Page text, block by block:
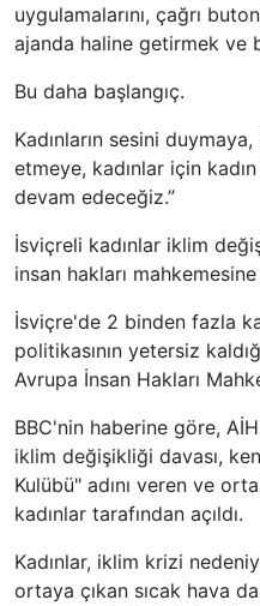
uygulamalarını, çağrı
ajanda haline getirmek ve
Bu daha başlangıç.
Kadınların sesini
etmeye, kadınlar için
devam edeceğiz.”
İsviçreli kadınlar iklim
insan hakları mahkemesine
İsviçre'de 2 binden fazla
politikasının yetersiz
Avrupa İnsan Hakları
BBC'nin haberine göre,
iklim değişikliği davası,
Kulübü" adını veren ve
kadınlar tarafından açıldı.
Kadınlar, iklim krizi
ortaya çıkan sıcak hava